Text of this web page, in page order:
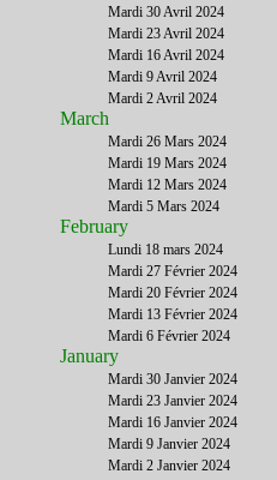
Mardi 30 Avril 2024
Mardi 23 Avril 2024
Mardi 16 Avril 2024
Mardi 9 Avril 2024
Mardi 2 Avril 2024
March
Mardi 26 Mars 2024
Mardi 19 Mars 2024
Mardi 12 Mars 2024
Mardi 5 Mars 2024
February
Lundi 18 mars 2024
Mardi 27 Février 2024
Mardi 20 Février 2024
Mardi 13 Février 2024
Mardi 6 Février 2024
January
Mardi 30 Janvier 2024
Mardi 23 Janvier 2024
Mardi 16 Janvier 2024
Mardi 9 Janvier 2024
Mardi 2 Janvier 2024